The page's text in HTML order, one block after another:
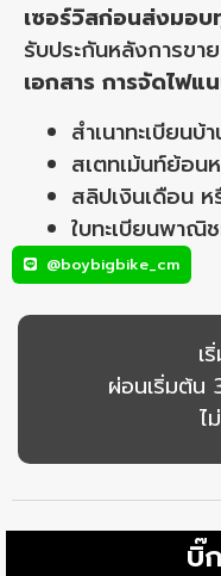
เซอร์วิสก่อนส่งมอ
รับประกันหลังการข
เอกสาร การจัดไฟแ
สำเนาทะเบียน
สเตทเม้นท์ย้อน
สลิปเงินเดือน
ใบทะเบียนพาณิ
@boybigbike_cm
เ
ผ่อนเริ่มต้
ไ
บิ๊